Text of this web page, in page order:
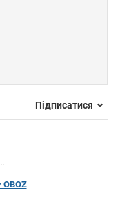
Підписатися
OBOZ